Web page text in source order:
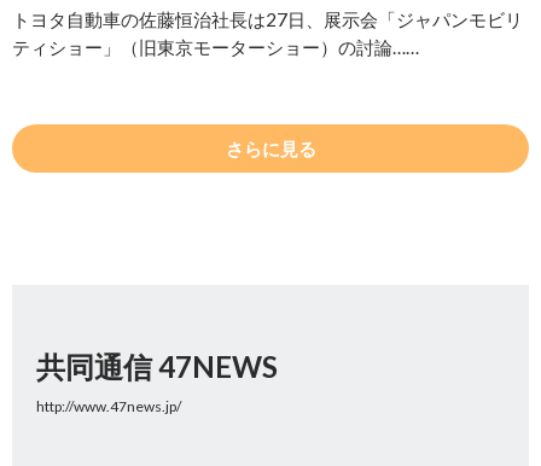
トヨタ自動車の佐藤恒治社長は27日、展示会「ジャパンモビリ
ティショー」（旧東京モーターショー）の討論……
さらに見る
共同通信 47NEWS
http://www.47news.jp/